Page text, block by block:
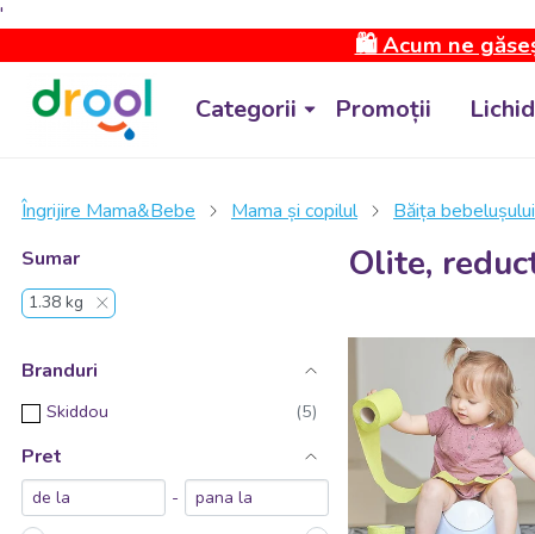
'
🛍️ Acum ne
Categorii Promoții
Îngrijire Mama&Bebe Mama și copilul Băița bebelușului
Sumar
1.38 kg
Branduri
Skiddou
Pret
-
Olite,